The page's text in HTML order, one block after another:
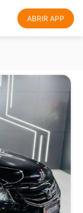
ABRIR APP
Ordenar